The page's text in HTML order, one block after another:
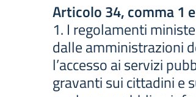
Articolo 34, comma 1
1. I regolamenti
dalle amministrazioni
l’accesso ai servizi
gravanti sui cittadini e